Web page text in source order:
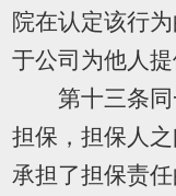
院在认定该行
于公司为他人提
第十三条同
担保，担保人
承担了担保责